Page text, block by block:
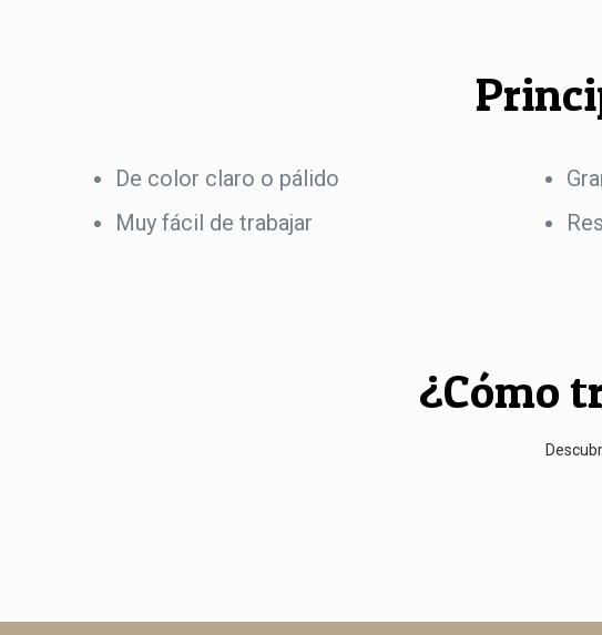
De color claro o pálido
Muy fácil de trabajar
¿Cómo